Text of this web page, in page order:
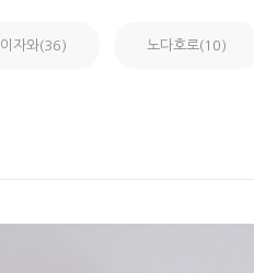
자와(36) 노다호로(10)